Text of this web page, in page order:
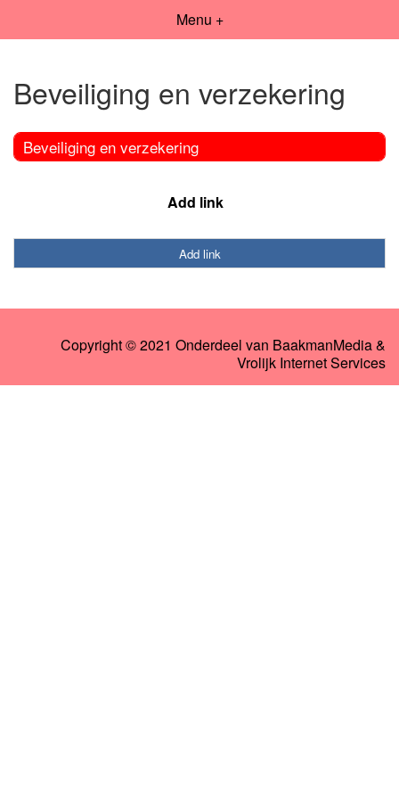
Menu +
Beveiliging en verzekering
Beveiliging en verzekering
Add link
Add link
Copyright © 2021 Onderdeel van BaakmanMedia&
Vrolijk Internet Services